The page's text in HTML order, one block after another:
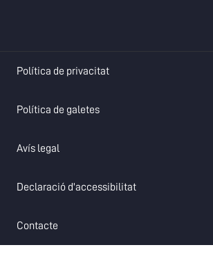
Política de privacitatopens in a new tab
Política de galetesopens in a new tab
Avís legal
Declaració d'accessibilitatopens in a new tab
Contacte